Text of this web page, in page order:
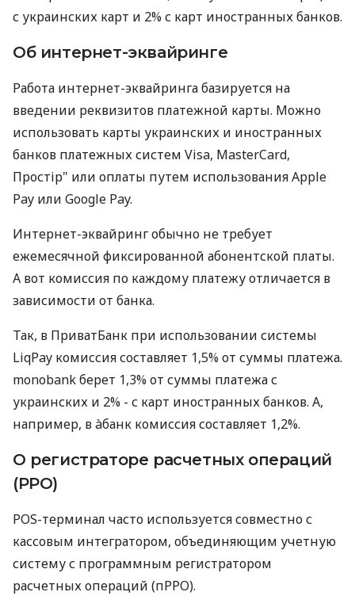
с украинских карт и 2% с карт иностранных банков.
Об интернет-эквайринге
Работа интернет-эквайринга базируется на
введении реквизитов платежной карты. Можно
использовать карты украинских и иностранных
банков платежных систем Visa, MasterCard,
Простір" или оплаты путем использования Apple
Pay или Google Pay.
Интернет-эквайринг обычно не требует
ежемесячной фиксированной абонентской платы.
А вот комиссия по каждому платежу отличается в
зависимости от банка.
Так, в ПриватБанк при использовании системы
LiqPay комиссия составляет 1,5% от суммы платежа.
monobank берет 1,3% от суммы платежа с
украинских и 2% - с карт иностранных банков. А,
например, в àбанк комиссия составляет 1,2%.
О регистраторе расчетных операций
(РРО)
POS-терминал часто используется совместно с
кассовым интегратором, объединяющим учетную
систему с программным регистратором
расчетных операций (пРРО).